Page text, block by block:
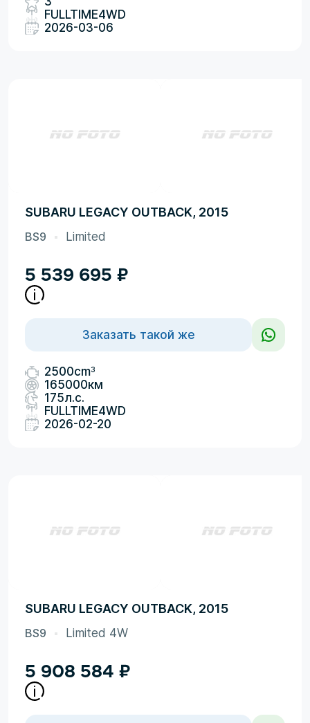
FULLTIME4WD
2026-03-06
SUBARU LEGACY OUTBACK, 2015
BS9 Limited
5 539 695 ₽
Заказать такой же
2500cm3
165000км
175л.с.
FULLTIME4WD
2026-02-20
SUBARU LEGACY OUTBACK, 2015
BS9 Limited 4W
5 908 584 ₽